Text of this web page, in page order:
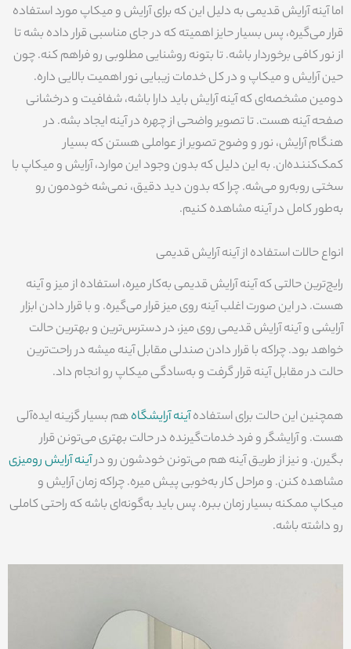
اما آینه آرایش قدیمی به دلیل این که برای آرایش و میکاپ مورد استفاده
قرار می‌گیره، پس بسیار حایز اهمیته که در جای مناسبی قرار داده بشه تا
از نور کافی برخوردار باشه. تا بتونه روشنایی مطلوبی رو فراهم کنه. چون
حین آرایش و میکاپ و در کل خدمات زیبایی نور اهمیت بالایی داره.
دومین مشخصه‌‌ای که آینه آرایش باید دارا باشه، شفافیت و درخشانی
صفحه آینه هست. تا تصویر واضحی از چهره در آینه ایجاد بشه. در
هنگام آرایش، نور و وضوح تصویر از عواملی هستن که بسیار
کمک‌کننده‌ان. به این دلیل که بدون وجود این موارد، آرایش و میکاپ با
سختی روبه‌رو می‌شه. چرا که بدون دید دقیق، نمی‌شه خودمون رو
به‌طور کامل در آینه مشاهده کنیم.
انواع حالات استفاده از آینه آرایش قدیمی
رایج‌ترین حالتی که آینه آرایش قدیمی به‌کار میره، استفاده از میز و آینه
هست. در این صورت اغلب آینه روی میز قرار می‌گیره. و با قرار دادن ابزار
آرایشی و آینه آرایش قدیمی روی میز، در دسترس‌ترین و بهترین حالت
خواهد بود. چراکه با قرار دادن صندلی مقابل آینه میشه در راحت‌ترین
حالت در مقابل آینه قرار گرفت و به‌سادگی میکاپ رو انجام داد.
همچنین این حالت برای استفادهآینه آرایشگاههم بسیار گزینه ایده‌آلی
هست. و آرایشگر و فرد خدمات‌گیرنده در حالت بهتری می‌تونن قرار
بگیرن. و نیز از طریق آینه هم می‌تونن خودشون رو درآینه آرایش رومیزی
مشاهده کنن. و مراحل کار به‌خوبی پیش میره. چراکه زمان آرایش و
میکاپ ممکنه بسیار زمان ببره. پس باید به‌گونه‌ای باشه که راحتی کاملی
رو داشته باشه.